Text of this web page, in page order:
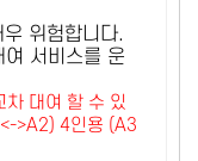
위험합니다.
서비스를 운
차 대여 할 수 있
>A2) 4인용 (A3